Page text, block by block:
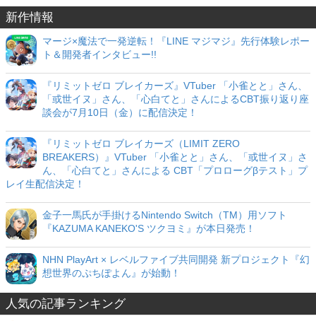
新作情報
マージ×魔法で一発逆転！『LINE マジマジ』先行体験レポー
ト＆開発者インタビュー!!
『リミットゼロ ブレイカーズ』VTuber 「小雀とと」さん、
「或世イヌ」さん、「心白てと」さんによるCBT振り返り座
談会が7月10日（金）に配信決定！
『リミットゼロ ブレイカーズ（LIMIT ZERO
BREAKERS）』VTuber 「小雀とと」さん、「或世イヌ」さ
ん、「心白てと」さんによる CBT「プロローグβテスト」プ
レイ生配信決定！
金子一馬氏が手掛けるNintendo Switch（TM）用ソフト
『KAZUMA KANEKO'S ツクヨミ』が本日発売！
NHN PlayArt × レベルファイブ共同開発 新プロジェクト『幻
想世界のぷちぽよん』が始動！
人気の記事ランキング